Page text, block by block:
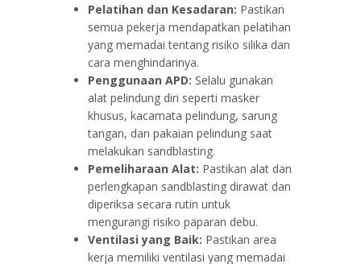
Pelatihan dan Kesadaran: Pastikan
semua pekerja mendapatkan pelatihan
yang memadai tentang risiko silika dan
cara menghindarinya.
Penggunaan APD: Selalu gunakan
alat pelindung diri seperti masker
khusus, kacamata pelindung, sarung
tangan, dan pakaian pelindung saat
melakukan sandblasting.
Pemeliharaan Alat: Pastikan alat dan
perlengkapan sandblasting dirawat dan
diperiksa secara rutin untuk
mengurangi risiko paparan debu.
Ventilasi yang Baik: Pastikan area
kerja memiliki ventilasi yang memadai